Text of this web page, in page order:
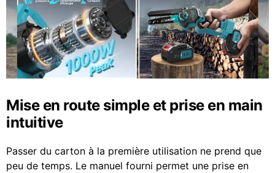
Mise en route simple et prise en main
intuitive
Passer du carton à la première utilisation ne prend que
peu de temps. Le manuel fourni permet une prise en